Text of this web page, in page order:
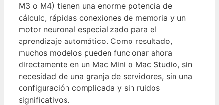
M3 o M4) tienen una enorme potencia de
cálculo, rápidas conexiones de memoria y un
motor neuronal especializado para el
aprendizaje automático. Como resultado,
muchos modelos pueden funcionar ahora
directamente en un Mac Mini o Mac Studio, sin
necesidad de una granja de servidores, sin una
configuración complicada y sin ruidos
significativos.